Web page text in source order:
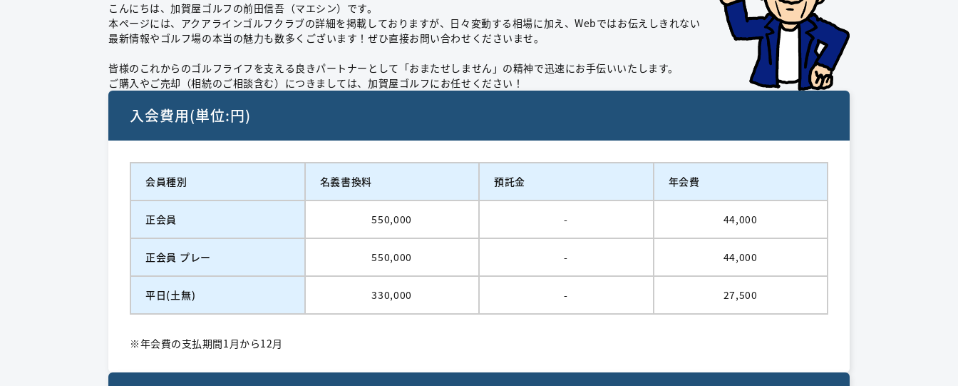
こんにちは、加賀屋ゴルフの前田信吾（マエシン）です。
本ページには、アクアラインゴルフクラブの詳細を掲載しておりますが、日々変動する相場に加え、Webではお伝えしきれない
最新情報やゴルフ場の本当の魅力も数多くございます！ぜひ直接お問い合わせくださいませ。
皆様のこれからのゴルフライフを支える良きパートナーとして「おまたせしません」の精神で迅速にお手伝いいたします。
ご購入やご売却（相続のご相談含む）につきましては、加賀屋ゴルフにお任せください！
入会費用(単位:円)
会員種別 名義書換料 預託金 年会費
正会員 550,000 - 44,000
正会員 プレー 550,000 - 44,000
平日(土無) 330,000 - 27,500
※年会費の支払期間1月から12月